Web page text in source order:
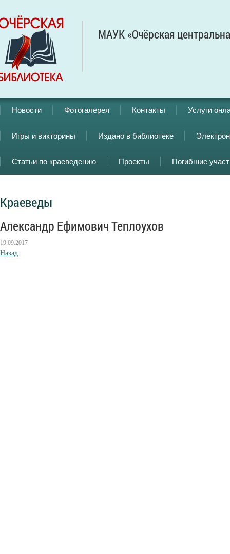
МАУК «Очёрская
Новости Фотогалерея Контакты Услуги
Игры и викторины Издано в библиотеке
Статьи по краеведению Проекты Погибшие
Краеведы
Александр Ефимович Теплоухов
19.09.2017
Назад